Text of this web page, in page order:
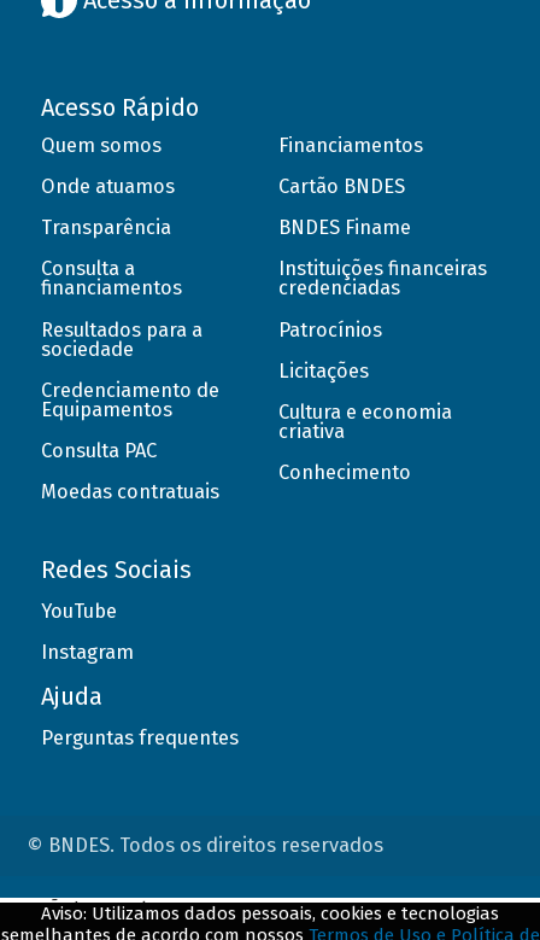
Acesso Rápido
Quem somos
Onde atuamos
Transparência
Consulta a
financiamentos
Resultados para a
sociedade
Credenciamento de
Equipamentos
Consulta PAC
Moedas contratuais
Financiamentos
Cartão BNDES
BNDES Finame
Instituições financeiras
credenciadas
Patrocínios
Licitações
Cultura e economia
criativa
Conhecimento
Redes Sociais
YouTube
Instagram
Ajuda
Perguntas frequentes
© BNDES. Todos os direitos reservados
Aviso: Utilizamos dados pessoais, cookies e tecnologias
semelhantes de acordo com nossos Termos de Uso e Política de
ConteÃºdo complementar